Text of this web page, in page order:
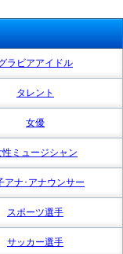
ラビアアイドル
タレント
女優
性ミュージシャン
アナ･アナウンサー
スポーツ選手
サッカー選手